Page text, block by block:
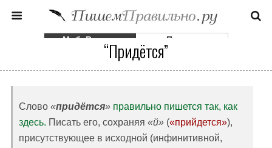
Моб. Версия Полная
“Придётся”
Слово «придётся» правильно пишется так, как
здесь. Писать его, сохраняя «й» («прийдется»),
присутствующее в исходной (инфинитивной,